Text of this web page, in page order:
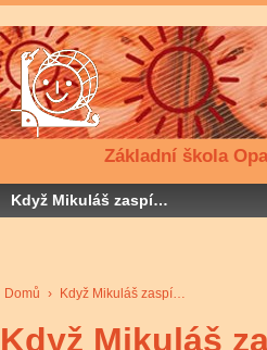
Základní škola
Když Mikuláš zaspí…
Domů › Když Mikuláš zaspí…
Když Mikuláš